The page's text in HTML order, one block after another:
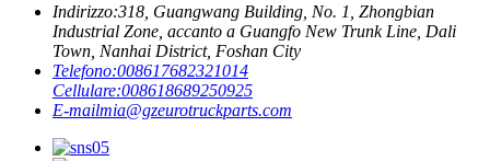
Indirizzo:318, Guangwang Building, No. 1, Zhongbian
Industrial Zone, accanto a Guangfo New Trunk Line, Dali
Town, Nanhai District, Foshan City
Telefono:008617682321014
Cellulare:008618689250925
E-mailmia@gzeurotruckparts.com